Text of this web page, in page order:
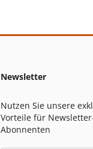
Newsletter
Nutzen Sie unsere
Vorteile für
Abonnenten